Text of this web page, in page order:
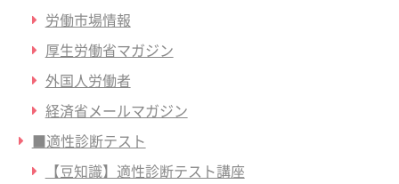
労働市場情報
厚生労働省マガジン
外国人労働者
経済省メールマガジン
■適性診断テスト
【豆知識】適性診断テスト講座